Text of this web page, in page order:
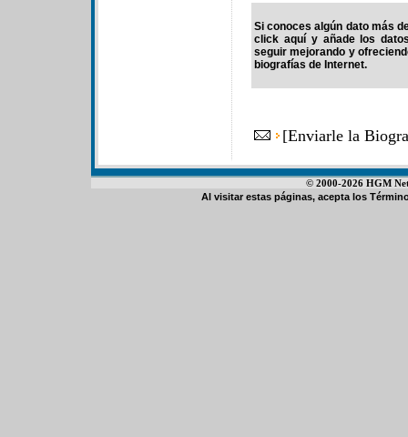
Si conoces algún dato más
click aquí y añade los
seguir mejorando y
biografías de Internet.
[Enviarle la
© 2000-2026 HGM
Al visitar estas páginas, acepta los